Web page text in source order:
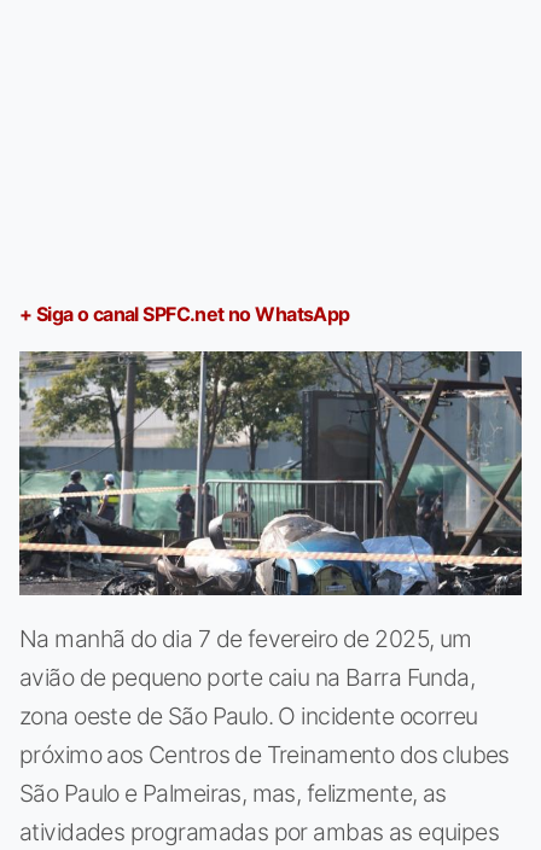
+ Siga o canal SPFC.net no WhatsApp
Na manhã do dia 7 de fevereiro de 2025, um
avião de pequeno porte caiu na Barra Funda,
zona oeste de São Paulo. O incidente ocorreu
próximo aos Centros de Treinamento dos clubes
São Paulo e Palmeiras, mas, felizmente, as
atividades programadas por ambas as equipes